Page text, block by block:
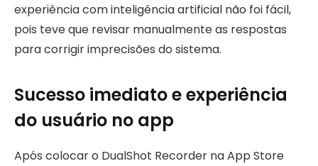
experiência com inteligência artificial não foi fácil,
pois teve que revisar manualmente as respostas
para corrigir imprecisões do sistema.
Sucesso imediato e experiência
do usuário no app
Após colocar o DualShot Recorder na App Store